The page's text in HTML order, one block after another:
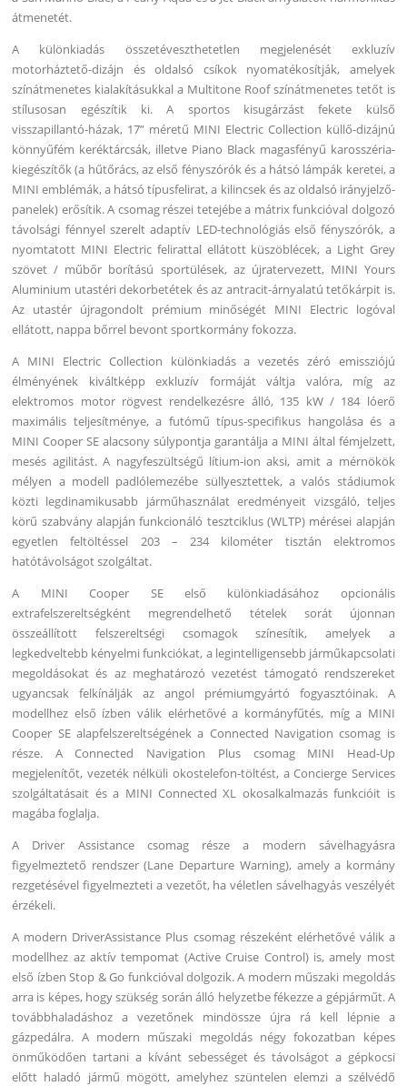
átmenetét.
A különkiadás összetéveszthetetlen megjelenését exkluzív
motorháztető-dizájn és oldalsó csíkok nyomatékosítják, amelyek
színátmenetes kialakításukkal a Multitone Roof színátmenetes tetőt is
stílusosan egészítik ki. A sportos kisugárzást fekete külső
visszapillantó-házak, 17” méretű MINI Electric Collection küllő-dizájnú
könnyűfém keréktárcsák, illetve Piano Black magasfényű karosszéria-
kiegészítők (a hűtőrács, az első fényszórók és a hátsó lámpák keretei, a
MINI emblémák, a hátsó típusfelirat, a kilincsek és az oldalsó irányjelző-
panelek) erősítik. A csomag részei tetejébe a mátrix funkcióval dolgozó
távolsági fénnyel szerelt adaptív LED-technológiás első fényszórók, a
nyomtatott MINI Electric felirattal ellátott küszöblécek, a Light Grey
szövet / műbőr borítású sportülések, az újratervezett, MINI Yours
Aluminium utastéri dekorbetétek és az antracit-árnyalatú tetőkárpit is.
Az utastér újragondolt prémium minőségét MINI Electric logóval
ellátott, nappa bőrrel bevont sportkormány fokozza.
A MINI Electric Collection különkiadás a vezetés zéró emissziójú
élményének kiváltképp exkluzív formáját váltja valóra, míg az
elektromos motor rögvest rendelkezésre álló, 135 kW / 184 lóerő
maximális teljesítménye, a futómű típus-specifikus hangolása és a
MINI Cooper SE alacsony súlypontja garantálja a MINI által fémjelzett,
mesés agilitást. A nagyfeszültségű lítium-ion aksi, amit a mérnökök
mélyen a modell padlólemezébe süllyesztettek, a valós stádiumok
közti legdinamikusabb járműhasználat eredményeit vizsgáló, teljes
körű szabvány alapján funkcionáló tesztciklus (WLTP) mérései alapján
egyetlen feltöltéssel 203 – 234 kilométer tisztán elektromos
hatótávolságot szolgáltat.
A MINI Cooper SE első különkiadásához opcionális
extrafelszereltségként megrendelhető tételek sorát újonnan
összeállított felszereltségi csomagok színesítik, amelyek a
legkedveltebb kényelmi funkciókat, a legintelligensebb járműkapcsolati
megoldásokat és az meghatározó vezetést támogató rendszereket
ugyancsak felkínálják az angol prémiumgyártó fogyasztóinak. A
modellhez első ízben válik elérhetővé a kormányfűtés, míg a MINI
Cooper SE alapfelszereltségének a Connected Navigation csomag is
része. A Connected Navigation Plus csomag MINI Head-Up
megjelenítőt, vezeték nélküli okostelefon-töltést, a Concierge Services
szolgáltatásait és a MINI Connected XL okosalkalmazás funkcióit is
magába foglalja.
A Driver Assistance csomag része a modern sávelhagyásra
figyelmeztető rendszer (Lane Departure Warning), amely a kormány
rezgetésével figyelmezteti a vezetőt, ha véletlen sávelhagyás veszélyét
érzékeli.
A modern DriverAssistance Plus csomag részeként elérhetővé válik a
modellhez az aktív tempomat (Active Cruise Control) is, amely most
első ízben Stop & Go funkcióval dolgozik. A modern műszaki megoldás
arra is képes, hogy szükség során álló helyzetbe fékezze a gépjárműt. A
továbbhaladáshoz a vezetőnek mindössze újra rá kell lépnie a
gázpedálra. A modern műszaki megoldás négy fokozatban képes
önműködően tartani a kívánt sebességet és távolságot a gépkocsi
előtt haladó jármű mögött, amelyhez szüntelen elemzi a szélvédő